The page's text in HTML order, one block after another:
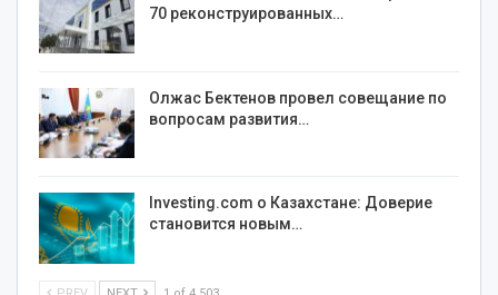
70 реконструированных…
Олжас Бектенов провел совещание по
вопросам развития…
Investing.com о Казахстане: Доверие
становится новым…